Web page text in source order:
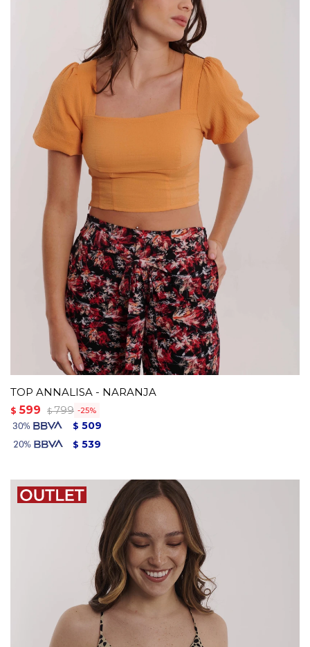
TOP ANNALISA - NARANJA
$ 599 $ 799 25
$ 509
$ 539